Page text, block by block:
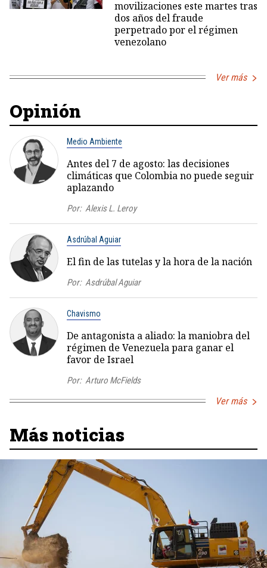
movilizaciones este martes tras
dos años del fraude
perpetrado por el régimen
venezolano
Ver más
Opinión
Medio Ambiente
Antes del 7 de agosto: las decisiones
climáticas que Colombia no puede seguir
aplazando
Por: Alexis L. Leroy
Asdrúbal Aguiar
El fin de las tutelas y la hora de la nación
Por: Asdrúbal Aguiar
Chavismo
De antagonista a aliado: la maniobra del
régimen de Venezuela para ganar el
favor de Israel
Por: Arturo McFields
Ver más
Más noticias